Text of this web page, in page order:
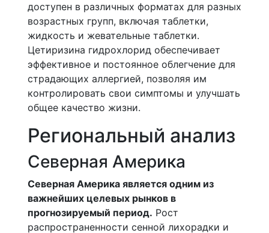
доступен в различных форматах для разных
возрастных групп, включая таблетки,
жидкость и жевательные таблетки.
Цетиризина гидрохлорид обеспечивает
эффективное и постоянное облегчение для
страдающих аллергией, позволяя им
контролировать свои симптомы и улучшать
общее качество жизни.
Региональный анализ
Северная Америка
Северная Америка является одним из
важнейших целевых рынков в
прогнозируемый период. Рост
распространенности сенной лихорадки и